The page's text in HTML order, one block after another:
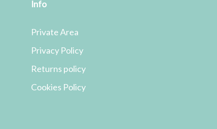
Info
Private Area
Privacy Policy
Returns policy
Cookies Policy